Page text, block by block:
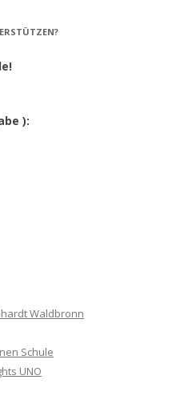
):
Waldbronn
Schule
UNO